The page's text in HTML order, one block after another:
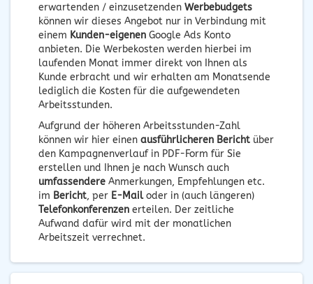
erwartenden / einzusetzenden Werbebudgets
können wir dieses Angebot nur in Verbindung mit
einem Kunden-eigenen Google Ads Konto
anbieten. Die Werbekosten werden hierbei im
laufenden Monat immer direkt von Ihnen als
Kunde erbracht und wir erhalten am Monatsende
lediglich die Kosten für die aufgewendeten
Arbeitsstunden.
Aufgrund der höheren Arbeitsstunden-Zahl
können wir hier einen ausführlicheren Bericht über
den Kampagnenverlauf in PDF-Form für Sie
erstellen und Ihnen je nach Wunsch auch
umfassendere Anmerkungen, Empfehlungen etc.
im Bericht, per E-Mailoder in (auch längeren)
Telefonkonferenzen erteilen. Der zeitliche
Aufwand dafür wird mit der monatlichen
Arbeitszeit verrechnet.